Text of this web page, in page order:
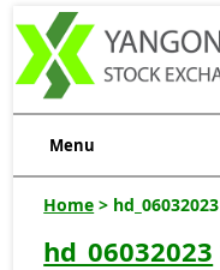
Menu
Home > hd_06032023
hd_06032023